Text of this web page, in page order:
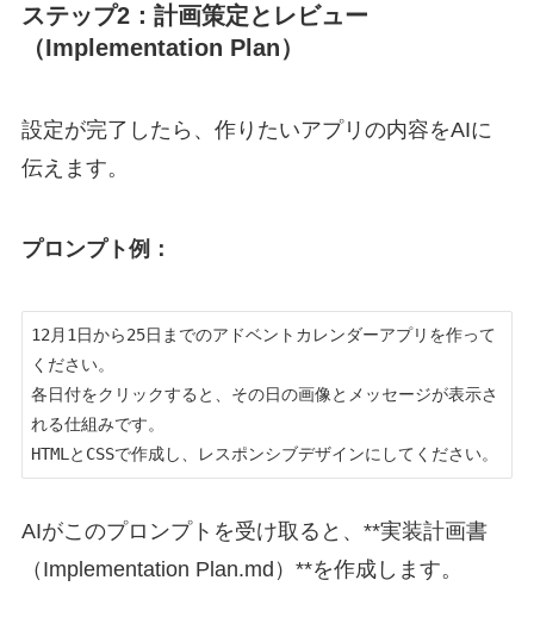
ステップ2：計画策定とレビュー
（Implementation Plan）
設定が完了したら、作りたいアプリの内容をAIに
伝えます。
プロンプト例：
12月1日から25日までのアドベントカレンダーアプリを作って
ください。
各日付をクリックすると、その日の画像とメッセージが表示さ
れる仕組みです。
AIがこのプロンプトを受け取ると、**実装計画書
（Implementation Plan.md）**を作成します。